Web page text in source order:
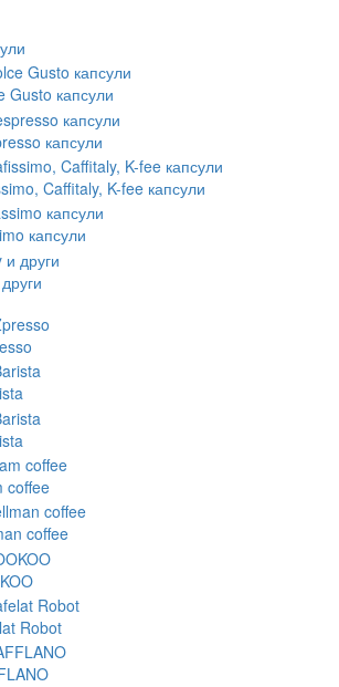
Gusto капсули
капсули
Caffitaly, K-fee капсули
капсули
coffee
coffee
Robot